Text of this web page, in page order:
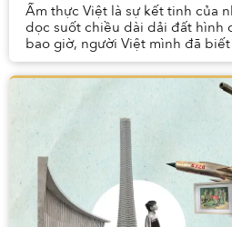
Ẩm thực Việt là sự kết tinh của
dọc suốt chiều dài dải đất hình
bao giờ, người Việt mình đã
tài tình để chỉ đơn thuần chiếc